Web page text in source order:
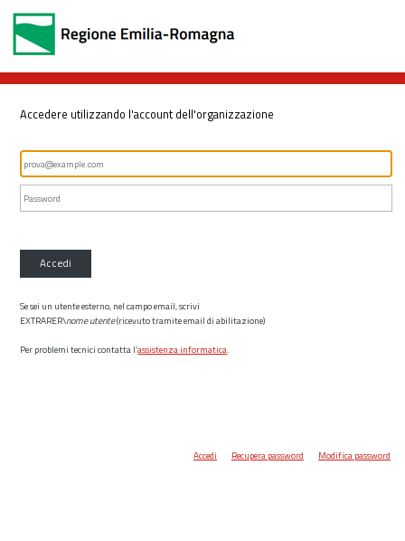
Accedere utilizzando l'account dell'organizzazione
Accedi
Se sei un utente esterno, nel campo email, scrivi
EXTRARER\nome utente(ricevuto tramite email di abilitazione)
Per problemi tecnici contatta l’assistenza informatica.
Accedi Recupera password Modifica password